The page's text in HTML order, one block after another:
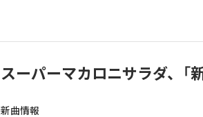
スーパーマカロニサラダ、「
新曲情報